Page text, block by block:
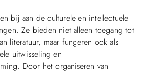
bij aan de culturele en intellectuele
Ze bieden niet alleen toegang tot
literatuur, maar fungeren ook als
uitwisseling en
Door het organiseren van